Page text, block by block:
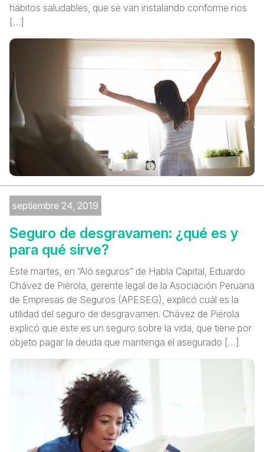
hábitos saludables, que se van instalando conforme nos
[…]
septiembre 24, 2019
Seguro de desgravamen: ¿qué es y
para qué sirve?
Este martes, en “Aló seguros” de Habla Capital, Eduardo
Chávez de Piérola, gerente legal de la Asociación Peruana
de Empresas de Seguros (APESEG), explicó cuál es la
utilidad del seguro de desgravamen. Chávez de Piérola
explicó que este es un seguro sobre la vida, que tiene por
objeto pagar la deuda que mantenga el asegurado […]